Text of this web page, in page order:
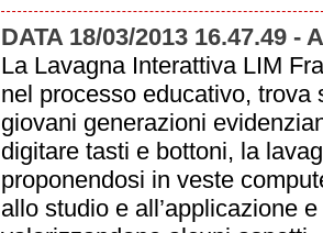
DATA 18/03/2013 16.47.49
La Lavagna Interattiva LIM
nel processo educativo, trova
giovani generazioni
digitare tasti e bottoni, la
proponendosi in veste
allo studio e all’applicazione